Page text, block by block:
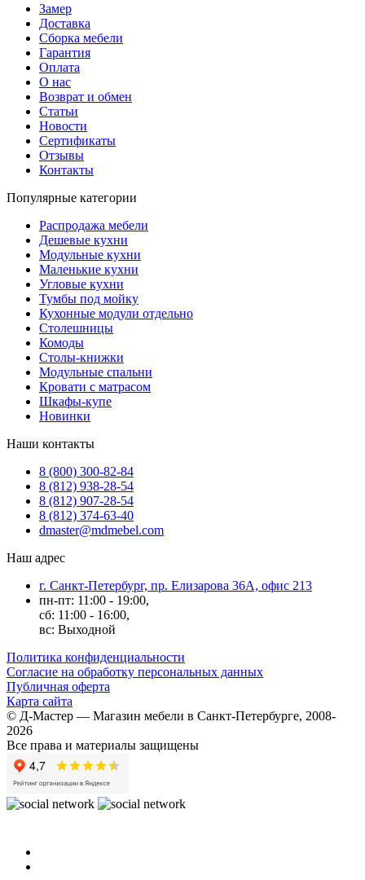
Замер
Доставка
Сборка мебели
Гарантия
Оплата
О нас
Возврат и обмен
Статьи
Новости
Сертификаты
Отзывы
Контакты
Популярные категории
Распродажа мебели
Дешевые кухни
Модульные кухни
Маленькие кухни
Угловые кухни
Тумбы под мойку
Кухонные модули отдельно
Столешницы
Комоды
Столы-книжки
Модульные спальни
Кровати с матрасом
Шкафы-купе
Новинки
Наши контакты
8 (800) 300-82-84
8 (812) 938-28-54
8 (812) 907-28-54
8 (812) 374-63-40
dmaster@mdmebel.com
Наш адрес
г. Санкт-Петербург, пр. Елизарова 36А, офис 213
пн-пт: 11:00 - 19:00,
сб: 11:00 - 16:00,
вс: Выходной
Политика конфиденциальности
Согласие на обработку персональных данных
Публичная оферта
Карта сайта
© Д-Мастер — Магазин мебели в Санкт-Петербурге, 2008-
2026
Все права и материалы защищены